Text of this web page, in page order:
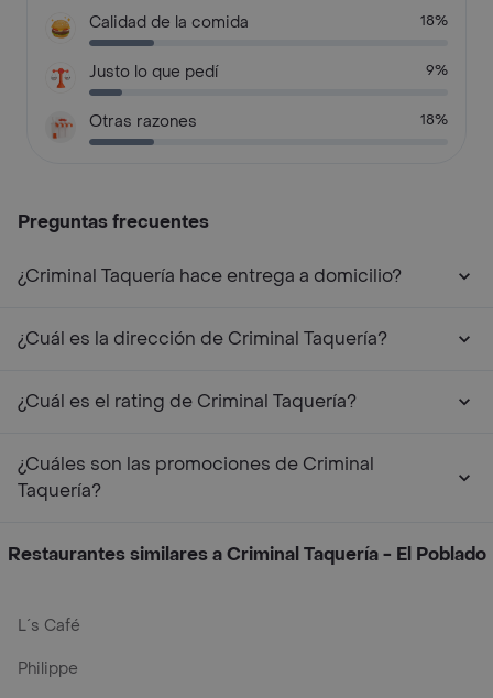
Calidad de la comida 18%
Justo lo que pedí 9%
Otras razones 18%
Preguntas frecuentes
¿Criminal Taquería hace entrega a domicilio?
¿Cuál es la dirección de Criminal Taquería?
¿Cuál es el rating de Criminal Taquería?
¿Cuáles son las promociones de Criminal
Taquería?
Restaurantes similares a Criminal Taquería - El Poblado
L´s Café
Philippe